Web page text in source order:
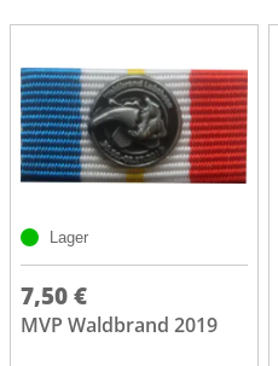
Lager
7,50 €
MVP Waldbrand 2019